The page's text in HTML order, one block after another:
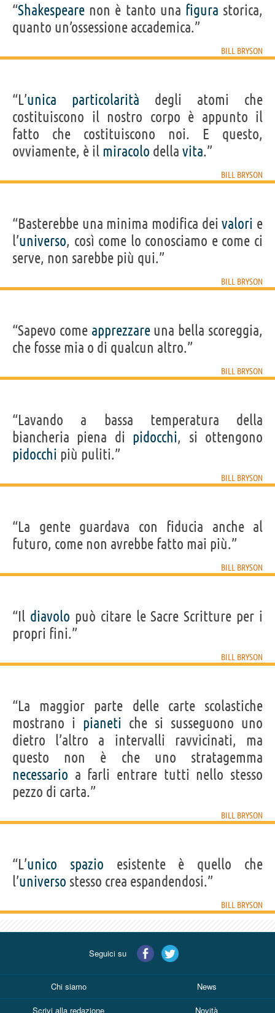
“Shakespeare non è tanto una figura storica,
quanto un’ossessione accademica.”
BILL BRYSON
“L’unica particolarità degli atomi che
costituiscono il nostro corpo è appunto il
fatto che costituiscono noi. E questo,
ovviamente, è il miracolo della vita.”
BILL BRYSON
“Basterebbe una minima modifica deivalori e
l’universo, così come lo conosciamo e come ci
serve, non sarebbe più qui.”
BILL BRYSON
“Sapevo come apprezzareuna bella scoreggia,
che fosse mia o di qualcun altro.”
BILL BRYSON
“Lavando a bassa temperatura della
biancheria piena di pidocchi, si ottengono
pidocchi più puliti.”
BILL BRYSON
“La gente guardava con fiducia anche al
futuro, come non avrebbe fatto mai più.”
BILL BRYSON
“Il diavolo può citare le Sacre Scritture per i
propri fini.”
BILL BRYSON
“La maggior parte delle carte scolastiche
mostrano i pianeti che si susseguono uno
dietro l’altro a intervalli ravvicinati, ma
questo non è che uno stratagemma
necessario a farli entrare tutti nello stesso
pezzo di carta.”
BILL BRYSON
“L’unico spazio esistente è quello che
l’universo stesso crea espandendosi.”
BILL BRYSON
Seguici su
Chi siamo News
Scrivi alla redazione Novità